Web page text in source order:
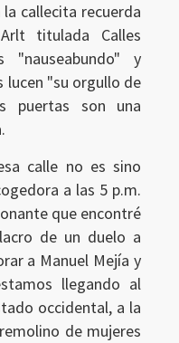
callecita recuerda
titulada Calles
"nauseabundo" y
lucen "su orgullo de
puertas son una
calle no es sino
a las 5 p.m.
que encontré
de un duelo a
a Manuel Mejía y
llegando al
occidental, a la
de mujeres